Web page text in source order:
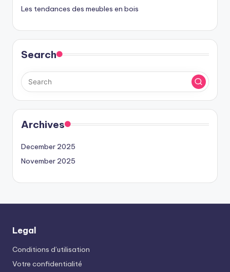
Les tendances des meubles en bois
Search
Archives
December 2025
November 2025
Legal
Conditions d’utilisation
Votre confidentialité